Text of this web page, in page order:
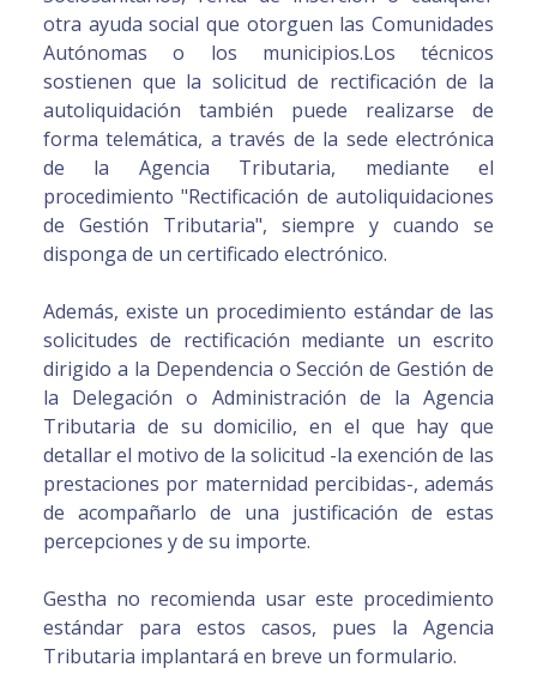
otra ayuda social que otorguen las Comunidades
Autónomas o los municipios.Los técnicos
sostienen que la solicitud de rectificación de la
autoliquidación también puede realizarse de
forma telemática, a través de la sede electrónica
de la Agencia Tributaria, mediante el
procedimiento "Rectificación de autoliquidaciones
de Gestión Tributaria", siempre y cuando se
disponga de un certificado electrónico.
Además, existe un procedimiento estándar de las
solicitudes de rectificación mediante un escrito
dirigido a la Dependencia o Sección de Gestión de
la Delegación o Administración de la Agencia
Tributaria de su domicilio, en el que hay que
detallar el motivo de la solicitud -la exención de las
prestaciones por maternidad percibidas-, además
de acompañarlo de una justificación de estas
percepciones y de su importe.
Gestha no recomienda usar este procedimiento
estándar para estos casos, pues la Agencia
Tributaria implantará en breve un formulario.